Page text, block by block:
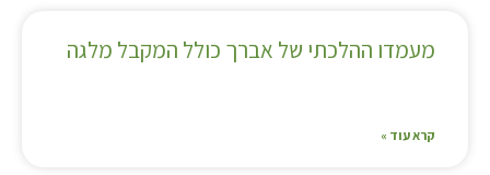
מעמדו ההלכתי של אברך כולל המקבל מלגה
קרא עוד »